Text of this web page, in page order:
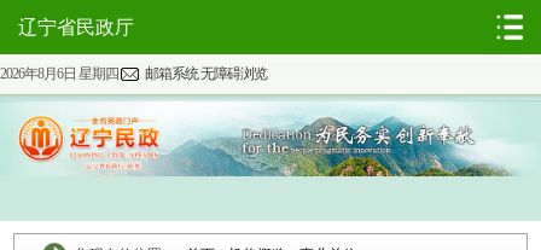
2026年8月6日 星期四 邮箱系统无障碍浏览
辽宁省民政厅